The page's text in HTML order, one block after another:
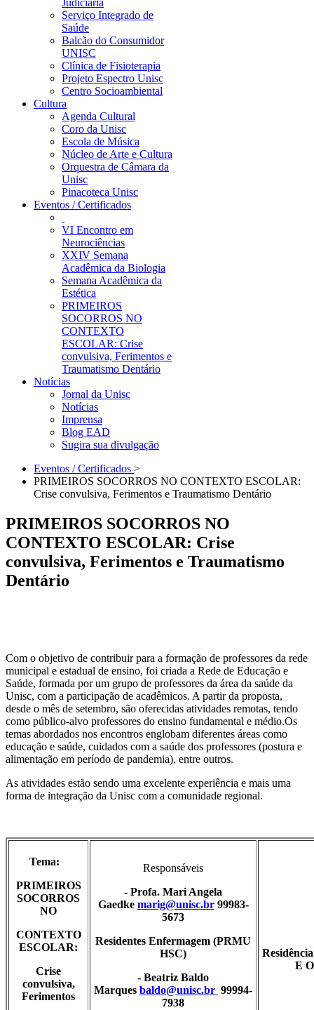
Judiciária
Serviço Integrado de
Saúde
Balcão do Consumidor
UNISC
Clínica de Fisioterapia
Projeto Espectro Unisc
Centro Socioambiental
Cultura
Agenda Cultural
Coro da Unisc
Escola de Música
Núcleo de Arte e Cultura
Orquestra de Câmara da
Unisc
Pinacoteca Unisc
Eventos / Certificados
VI Encontro em
Neurociências
XXIV Semana
Acadêmica da Biologia
Semana Acadêmica da
Estética
PRIMEIROS
SOCORROS NO
CONTEXTO
ESCOLAR: Crise
convulsiva, Ferimentos e
Traumatismo Dentário
Notícias
Jornal da Unisc
Notícias
Imprensa
Blog EAD
Sugira sua divulgação
Eventos / Certificados >
PRIMEIROS SOCORROS NO CONTEXTO ESCOLAR:
Crise convulsiva, Ferimentos e Traumatismo Dentário
PRIMEIROS SOCORROS NO
CONTEXTO ESCOLAR: Crise
convulsiva, Ferimentos e Traumatismo
Dentário
Com o objetivo de contribuir para a formação de professores da rede
municipal e estadual de ensino, foi criada a Rede de Educação e
Saúde, formada por um grupo de professores da área da saúde da
Unisc, com a participação de acadêmicos. A partir da proposta,
desde o mês de setembro, são oferecidas atividades remotas, tendo
como público-alvo professores do ensino fundamental e médio.Os
temas abordados nos encontros englobam diferentes áreas como
educação e saúde, cuidados com a saúde dos professores (postura e
alimentação em período de pandemia), entre outros.
As atividades estão sendo uma excelente experiência e mais uma
forma de integração da Unisc com a comunidade regional.
Tema:
PRIMEIROS
SOCORROS
NO
CONTEXTO
ESCOLAR:
Crise
convulsiva,
Ferimentos
Responsáveis
- Profa. Mari Angela
Gaedke marig@unisc.br99983-
5673
Residentes Enfermagem (PRMU
HSC)
- Beatriz Baldo
Marques baldo@unisc.br 99994-
7938
E